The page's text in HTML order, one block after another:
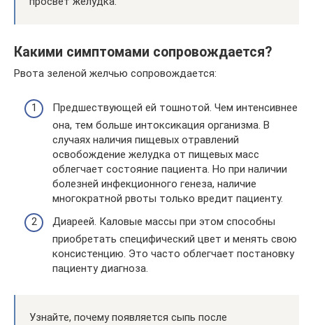
Какими симптомами сопровождается?
Рвота зеленой желчью сопровождается:
Предшествующей ей тошнотой. Чем интенсивнее
она, тем больше интоксикация организма. В
случаях наличия пищевых отравлений
освобождение желудка от пищевых масс
облегчает состояние пациента. Но при наличии
болезней инфекционного генеза, наличие
многократной рвоты только вредит пациенту.
Диареей. Каловые массы при этом способны
приобретать специфический цвет и менять свою
консистенцию. Это часто облегчает постановку
пациенту диагноза.
Узнайте, почему появляется сыпь после